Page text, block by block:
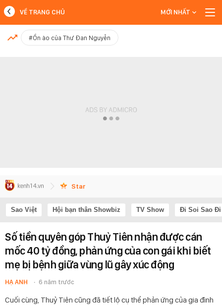
MỚI NHẤT
VỀ TRANG CHỦ MỚI NHẤT
#Ồn ào của Thư Đan Nguyễn
Star
Sao Việt Hội bạn thân Showbiz TV Show Đi Soi Sao Đi
Số tiền quyên góp Thuỷ Tiên nhận được cán
mốc 40 tỷ đồng, phản ứng của con gái khi biết
mẹ bị bệnh giữa vùng lũ gây xúc động
HẠ ANH 6 năm trước
Cuối cùng, Thuỷ Tiên cũng đã tiết lộ cụ thể phản ứng của gia đình